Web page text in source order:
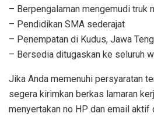
– Berpengalaman mengemudi truk
– Pendidikan SMA sederajat
– Penempatan di Kudus, Jawa
– Bersedia ditugaskan ke seluruh
Jika Anda memenuhi persyaratan
segera kirimkan berkas lamaran
menyertakan no HP dan email aktif